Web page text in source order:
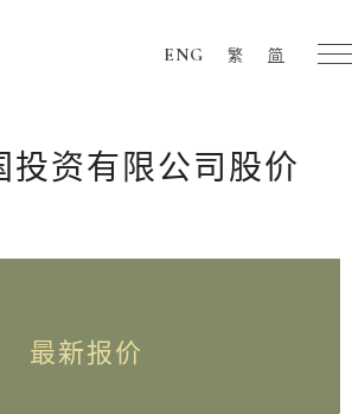
ENG 繁 简
投资有限公司股价
最新报价